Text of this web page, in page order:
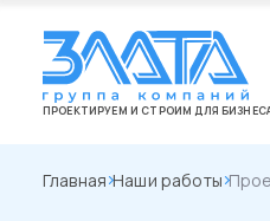
ПРОЕКТИРУЕМ И СТРОИМ ДЛЯ
Главная Наши работы